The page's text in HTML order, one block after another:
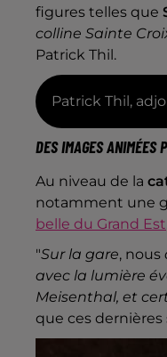
figures telles que
colline Sainte
Patrick Thil.
Patrick Thil,
DES IMAGES ANIMÉES
Au niveau de la
notamment une
belle du Grand Est
"Sur la gare, nous
avec la lumière
Meisenthal, et
que ces dernières